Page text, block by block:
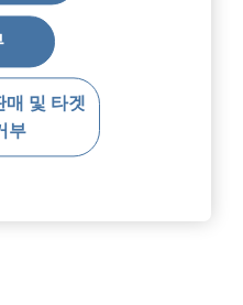
매 및 타겟
부